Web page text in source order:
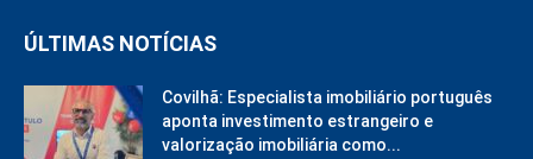
ÚLTIMAS NOTÍCIAS
Covilhã: Especialista imobiliário português
aponta investimento estrangeiro e
valorização imobiliária como...